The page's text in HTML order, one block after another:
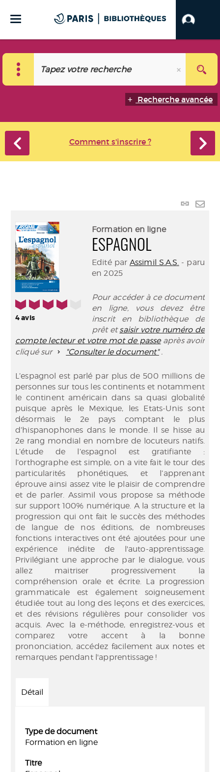
Recherche avancée
Comment s'inscrire ?
Lien
4/5
4avis
Formation en ligne
ESPAGNOL
Edité par Assimil S.A.S. - paru
en 2025
Pour accéder à ce document
en ligne, vous devez être
inscrit en bibliothèque de
prêt etsaisir votre numéro de
compte lecteur et votre mot de passe après avoir
cliqué sur
"Consulter le document" .
L’espagnol est parlé par plus de 500 millions de
personnes sur tous les continents et notamment
le continent américain dans sa quasi globalité
puisque après le Mexique, les Etats-Unis sont
désormais le 2e pays comptant le plus
d’hispanophones dans le monde. Il se hisse au
2e rang mondial en nombre de locuteurs natifs.
L’étude de l’espagnol est gratifiante :
l’orthographe est simple, on a vite fait le tour des
particularités phonétiques, et l’apprenant
éprouve ainsi assez vite le plaisir de comprendre
et de parler. Assimil vous propose sa méthode
sur support 100% numérique. A la structure et la
progression qui ont fait le succès des méthodes
de langue de nos éditions, de nombreuses
fonctions interactives ont été ajoutées pour une
expérience inédite de l'auto-apprentissage.
Privilégiant une approche par le dialogue, vous
allez maitriser progressivement la
compréhension orale et écrite. La progression
grammaticale est également soigneusement
étudiée tout au long des leçons et des exercices,
et des révisions régulières pour consolider vos
acquis. Avec la e-méthode, enregistrez-vous et
comparez votre accent à la bonne
prononciation, accédez facilement aux notes et
remarques pendant l'apprentissage !
Détail
Type de document
Formation en ligne
Titre